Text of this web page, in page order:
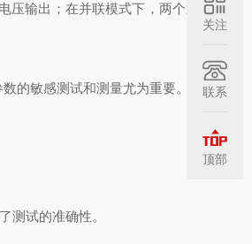
输出；在并联模式下，两个通
的敏感测试和测量尤为重要。
试的准确性。
关注
联系
顶部